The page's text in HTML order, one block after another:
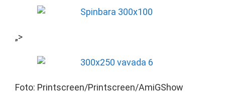
„>
Foto: Printscreen/Printscreen/AmiGShow